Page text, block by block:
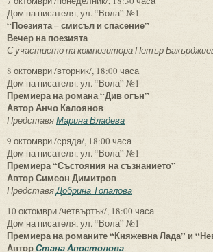
Дом на писателя, ул. “Вола” №1
“Поезията – смисъл и спасение”
Вечер на поезията
С участието на композитора Петър
8 октомври /вторник/, 18:00 часа
Дом на писателя, ул. “Вола” №1
Премиера на романа “Див огън”
Автор Анчо Калоянов
ПредставяМарина Владева
9 октомври /сряда/, 18:00 часа
Дом на писателя, ул. “Вола” №1
Премиера “Състояния на съзнанието”
Автор Симеон Димитров
ПредставяДобрина Топалова
10 октомври /четвъртък/, 18:00 часа
Дом на писателя, ул. “Вола” №1
Премиера на романите “Княжевна Лада” и
АвторСтана Апостолова